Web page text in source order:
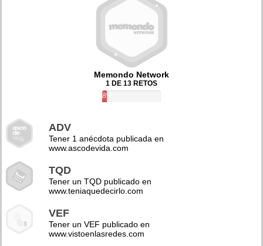
Memondo Network
1 DE 13 RETOS
8%
ADV
Tener 1 anécdota publicada en
www.ascodevida.com
TQD
Tener un TQD publicado en
www.teniaquedecirlo.com
VEF
Tener un VEF publicado en
www.vistoenlasredes.com